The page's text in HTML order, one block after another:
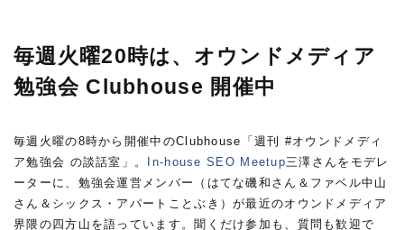
毎週火曜20時は、オウンドメディア
勉強会 Clubhouse 開催中
毎週火曜の8時から開催中のClubhouse「週刊 #オウンドメディ
ア勉強会 の談話室」。
In-house SEO Meetup三澤さんをモデレ
ーターに、勉強会運営メンバー（はてな磯和さん＆ファベル中山
さん＆シックス・アパートことぶき）が最近のオウンドメディア
界隈の四方山を語っています。聞くだけ参加も、質問も歓迎で